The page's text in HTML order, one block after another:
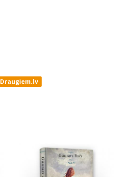
Draugiem.lv